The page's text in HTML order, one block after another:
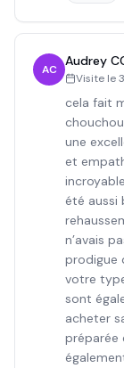
AC
Audrey
Visite le
cela fait
une
et
été aussi
n’avais
prodigue
votre
sont
acheter
préparée